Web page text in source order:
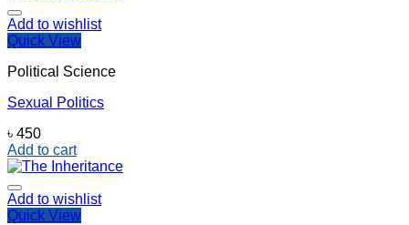
Add to wishlist
Quick View
Political Science
Sexual Politics
৳ 450
Add to cart
Add to wishlist
Quick View